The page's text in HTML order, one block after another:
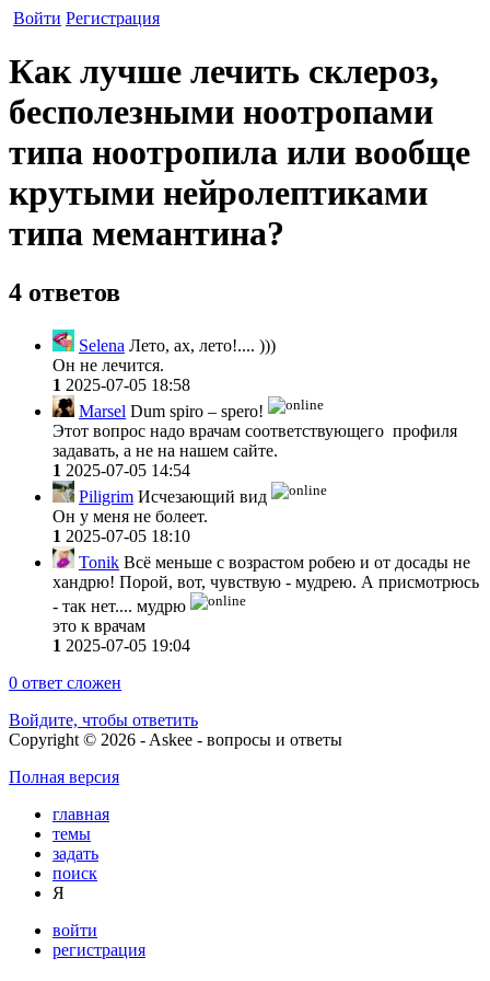
Войти Регистрация
Как лучше лечить склероз,
бесполезными ноотропами
типа ноотропила или вообще
крутыми нейролептиками
типа мемантина?
4 ответов
Selena Лето, ах, лето!.... )))
Он не лечится.
1 2025-07-05 18:58
Marsel Dum spiro – spero!
Этот вопрос надо врачам соответствующего профиля
задавать, а не на нашем сайте.
1 2025-07-05 14:54
Piligrim Исчезающий вид
Он у меня не болеет.
1 2025-07-05 18:10
Tonik Всё меньше с возрастом робею и от досады не
хандрю! Порой, вот, чувствую - мудрею. А присмотрюсь
- так нет.... мудрю
это к врачам
1 2025-07-05 19:04
0 ответ сложен
Войдите, чтобы ответить
Copyright © 2026 - Askee - вопросы и ответы
Полная версия
главная
темы
задать
поиск
Я
войти
регистрация